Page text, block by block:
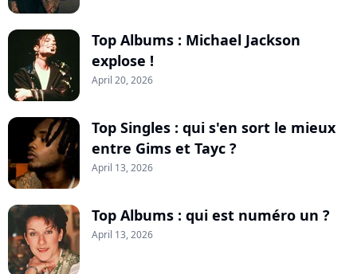
Top Albums : Michael Jackson
explose !
April 20, 2026
Top Singles : qui s'en sort le mieux
entre Gims et Tayc ?
April 13, 2026
Top Albums : qui est numéro un ?
April 13, 2026